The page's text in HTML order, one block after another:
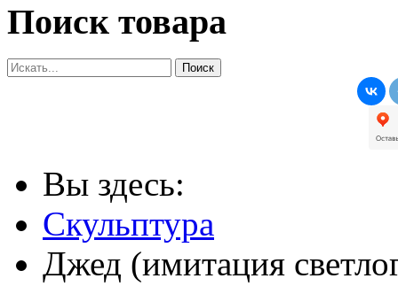
Поиск товара
Вы здесь:
Скульптура
Джед (имитация